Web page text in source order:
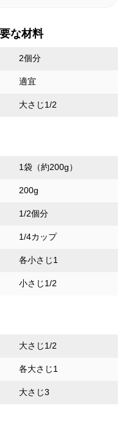
な材料
2個分
適宜
大さじ1/2
1袋（約200g）
200g
1/2個分
1/4カップ
各小さじ1
小さじ1/2
大さじ1/2
各大さじ1
大さじ3